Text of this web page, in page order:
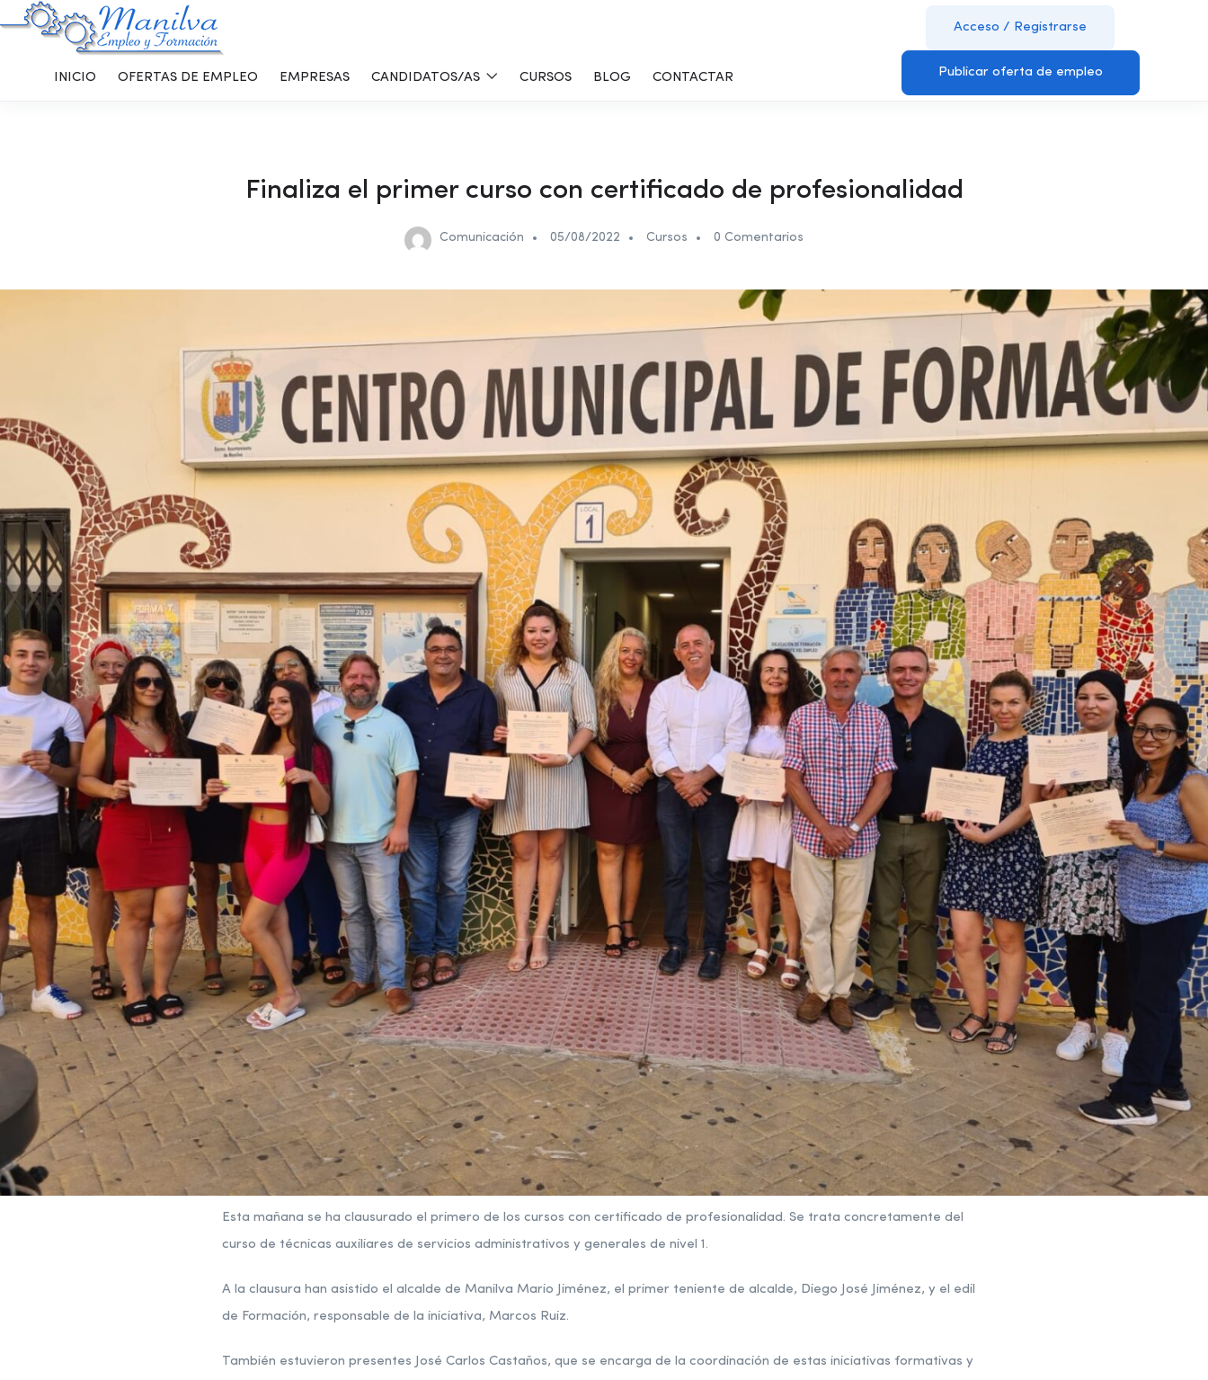
INICIO OFERTAS DE EMPLEO EMPRESAS CANDIDATOS/AS CURSOS BLOG CONTACTAR
Acceso / Registrarse
Publicar oferta de empleo
Finaliza el primer curso con certificado de profesionalidad
Comunicación 05/08/2022 Cursos 0 Comentarios
Esta mañana se ha clausurado el primero de los cursos con certificado de profesionalidad. Se trata concretamente del
curso de técnicas auxiliares de servicios administrativos y generales de nivel 1.
A la clausura han asistido el alcalde de Manilva Mario Jiménez, el primer teniente de alcalde, Diego José Jiménez, y el edil
de Formación, responsable de la iniciativa, Marcos Ruiz.
También estuvieron presentes José Carlos Castaños, que se encarga de la coordinación de estas iniciativas formativas y